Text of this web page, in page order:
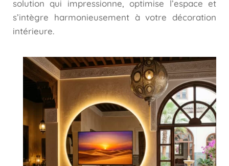
solution qui impressionne, optimise l’espace et
s’intègre harmonieusement à votre décoration
intérieure.